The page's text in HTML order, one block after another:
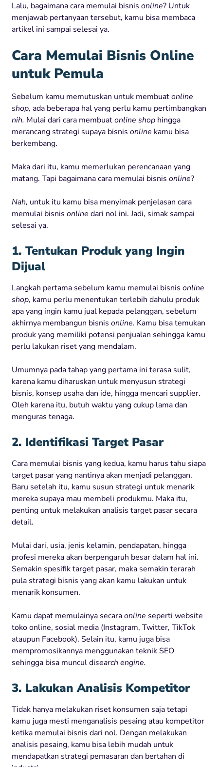
Lalu, bagaimana cara memulai bisnis online? Untuk
menjawab pertanyaan tersebut, kamu bisa membaca
artikel ini sampai selesai ya.
Cara Memulai Bisnis Online
untuk Pemula
Sebelum kamu memutuskan untuk membuatonline
shop, ada beberapa hal yang perlu kamu pertimbangkan
nih. Mulai dari cara membuatonline shop hingga
merancang strategi supaya bisnis online kamu bisa
berkembang.
Maka dari itu, kamu memerlukan perencanaan yang
matang. Tapi bagaimana cara memulai bisnis online?
Nah, untuk itu kamu bisa menyimak penjelasan cara
memulai bisnis online dari nol ini. Jadi, simak sampai
selesai ya.
1. Tentukan Produk yang Ingin
Dijual
Langkah pertama sebelum kamu memulai bisnis online
shop, kamu perlu menentukan terlebih dahulu produk
apa yang ingin kamu jual kepada pelanggan, sebelum
akhirnya membangun bisnis online. Kamu bisa temukan
produk yang memiliki potensi penjualan sehingga kamu
perlu lakukan riset yang mendalam.
Umumnya pada tahap yang pertama ini terasa sulit,
karena kamu diharuskan untuk menyusun strategi
bisnis, konsep usaha dan ide, hingga mencari supplier.
Oleh karena itu, butuh waktu yang cukup lama dan
menguras tenaga.
2. Identifikasi Target Pasar
Cara memulai bisnis yang kedua, kamu harus tahu siapa
target pasar yang nantinya akan menjadi pelanggan.
Baru setelah itu, kamu susun strategi untuk menarik
mereka supaya mau membeli produkmu. Maka itu,
penting untuk melakukan analisis target pasar secara
detail.
Mulai dari, usia, jenis kelamin, pendapatan, hingga
profesi mereka akan berpengaruh besar dalam hal ini.
Semakin spesifik target pasar, maka semakin terarah
pula strategi bisnis yang akan kamu lakukan untuk
menarik konsumen.
Kamu dapat memulainya secaraonline seperti website
toko online, sosial media (Instagram, Twitter, TikTok
ataupun Facebook). Selain itu, kamu juga bisa
mempromosikannya menggunakan teknik SEO
sehingga bisa muncul disearch engine.
3. Lakukan Analisis Kompetitor
Tidak hanya melakukan riset konsumen saja tetapi
kamu juga mesti menganalisis pesaing atau kompetitor
ketika memulai bisnis dari nol. Dengan melakukan
analisis pesaing, kamu bisa lebih mudah untuk
mendapatkan strategi pemasaran dan bertahan di